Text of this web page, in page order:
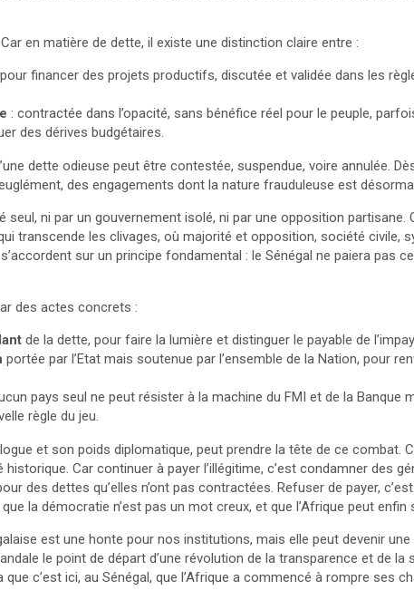
en matière de dette, il existe une distinction claire entre :
financer des projets productifs, discutée et validée dans les
: contractée dans l’opacité, sans bénéfice réel pour le peuple,
des dérives budgétaires.
dette odieuse peut être contestée, suspendue, voire annulée.
des engagements dont la nature frauduleuse est
ni par un gouvernement isolé, ni par une opposition partisane.
transcende les clivages, où majorité et opposition, société civile,
sur un principe fondamental : le Sénégal ne paiera pas
des actes concrets :
de la dette, pour faire la lumière et distinguer le payable de
portée par l’Etat mais soutenue par l’ensemble de la Nation, pour
pays seul ne peut résister à la machine du FMI et de la Banque
règle du jeu.
et son poids diplomatique, peut prendre la tête de ce combat.
Car continuer à payer l’illégitime, c’est condamner des
des dettes qu’elles n’ont pas contractées. Refuser de payer,
la démocratie n’est pas un mot creux, et que l’Afrique peut enfin
est une honte pour nos institutions, mais elle peut devenir
le point de départ d’une révolution de la transparence et de la
c’est ici, au Sénégal, que l’Afrique a commencé à rompre ses